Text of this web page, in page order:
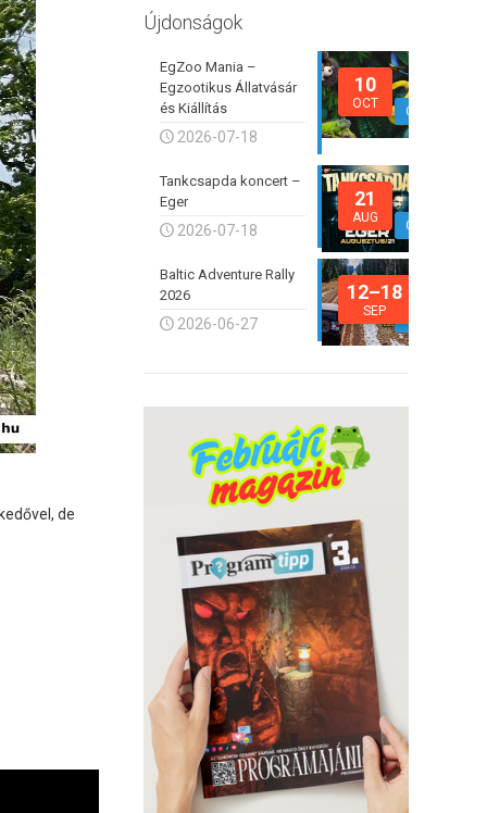
de
Újdonságok
10
OCT
0
EgZoo Mania –
Egzootikus Állatvásár
és Kiállítás
2026-07-18
21
AUG
0
Tankcsapda koncert –
Eger
2026-07-18
12–18
SEP
Baltic Adventure Rally
2026
2026-06-27